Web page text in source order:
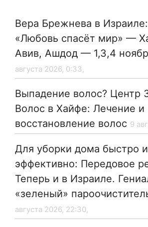
Вера Брежнева в
«Любовь спасёт мир» —
Авив, Ашдод — 1,3,4
августа 2026, 0:33,
Выпадение волос? Центр
Волос в Хайфе: Лечение и
восстановление волос 9
Для уборки дома быстро и
эффективно: Передовое
Теперь и в Израиле.
«зеленый»
августа 2026, 22:30,